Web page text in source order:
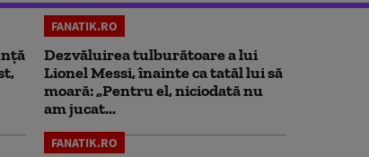
FANATIK.RO
Dezvăluirea tulburătoare a lui
Lionel Messi, înainte ca tatăl lui să
moară: „Pentru el, niciodată nu
am jucat...
FANATIK.RO